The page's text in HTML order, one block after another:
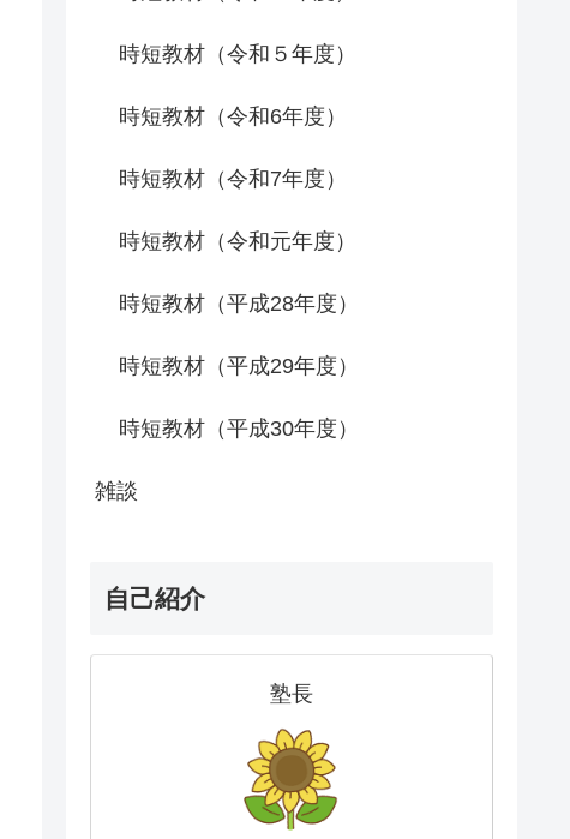
時短教材（令和５年度）
時短教材（令和6年度）
時短教材（令和7年度）
時短教材（令和元年度）
時短教材（平成28年度）
時短教材（平成29年度）
時短教材（平成30年度）
雑談
自己紹介
塾長